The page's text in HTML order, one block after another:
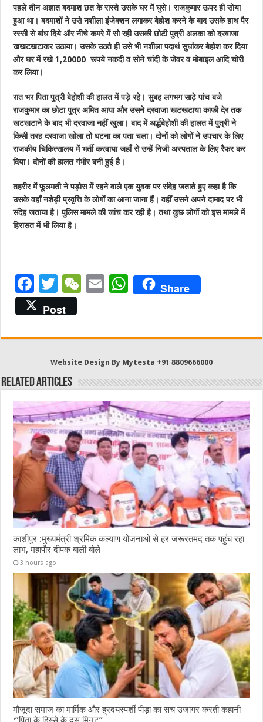
पहले तीन अज्ञात बदमाश छत के रास्ते उसके घर में घुसे। राजकुमार ऊपर ही सोया
हुआ था। बदमाशों ने उसे नशीला इंजेक्शन लगाकर बेहोश करने के बाद उसके हाथ पैर
रस्सी से बांध दिये और नीचे कमरे में सो रही उसकी छोटी पुत्री अलका को दरवाजा
खखटखटाकर उठाया। उसके उठते ही उसे भी नशीला पदार्थ सुघांकर बेहोश कर दिया
और घर में रखे 1,20000 रूपये नकदी व सोने चांदी के जेवर व मोबाइल आदि चोरी
कर लिया।
रात भर पिता पुत्री बेहोशी की हालत में पड़े रहे। सुबह लगभग साढ़े पांच बजे
राजकुमार का छोटा पुत्र अमित आया और उसने दरवाजा खटखटाया काफी देर तक
खटखटाने के बाद भी दरवाजा नहीं खुला। बाद में अर्द्धबेहोशी की हालत में पुत्री ने
किसी तरह दरवाजा खोला तो घटना का पता चला। दोनों को लोगों ने उपचार के लिए
राजकीय चिकित्सालय में भर्ती करवाया जहाँ से उन्हें निजी अस्पताल के लिए रैफर कर
दिया। दोनों की हालत गंभीर बनी हुई है।
तहरीर में फूलमती ने पड़ोस में रहने वाले एक युवक पर संदेह जताते हुए कहा है कि
उसके वहाँ नशेड़ी प्रवृत्ति के लोगों का आना जाना हैं। वहीं उसने अपने दामाद पर भी
संदेह जताया है। पुलिस मामले की जांच कर रही है। तथा कुछ लोगों को इस मामले में
हिरासत में भी लिया है।
F
a
c
e
o
o
k
T
w
it
te
r
W
h
at
E
l
W
s
A
p
p
Share
Post
Website Design By Mytesta +91 8809666000
Related Articles
काशीपुर :मुख्यमंत्री श्रमिक कल्याण योजनाओं से हर जरूरतमंद तक पहुंच रहा
लाभ, महापौर दीपक बाली बोले
3 hours ago
मौजूदा समाज का मार्मिक और ह्रदयस्पर्शी पीड़ा का सच उजागर करती कहानी